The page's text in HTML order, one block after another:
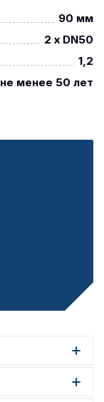
90 мм
2 x DN50
1,2
не менее 50 лет